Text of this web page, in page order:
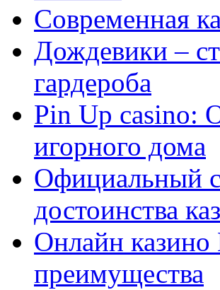
Современная
Дождевики –
гардероба
Pin Up casino:
игорного дома
Официальный
достоинства
Онлайн казино
преимущества